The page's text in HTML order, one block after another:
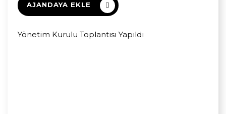
AJANDAYA EKLE
Yönetim Kurulu Toplantısı Yapıldı